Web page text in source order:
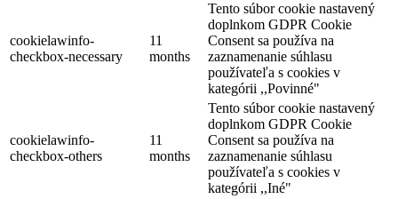
cookielawinfo-
checkbox-necessary
11
months
Tento súbor cookie nastavený
doplnkom GDPR Cookie
Consent sa používa na
zaznamenanie súhlasu
používateľa s cookies v
kategórii ,,Povinné"
cookielawinfo-
checkbox-others
11
months
Tento súbor cookie nastavený
doplnkom GDPR Cookie
Consent sa používa na
zaznamenanie súhlasu
používateľa s cookies v
kategórii ,,Iné"